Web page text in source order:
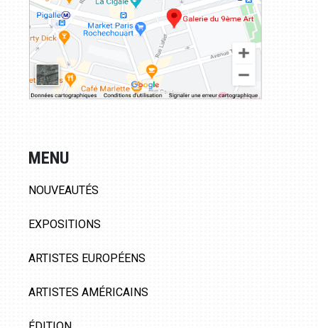
MENU
NOUVEAUTÉS
EXPOSITIONS
ARTISTES EUROPÉENS
ARTISTES AMÉRICAINS